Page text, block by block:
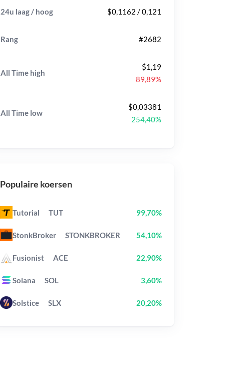
24u laag / hoog $0,1162 / 0,121
Rang #2682
All Time high
$1,19
89,89%
All Time low
$0,03381
254,40%
Populaire koersen
Tutorial TUT 99,70%
StonkBroker STONKBROKER 54,10%
Fusionist ACE 22,90%
Solana SOL 3,60%
Solstice SLX 20,20%